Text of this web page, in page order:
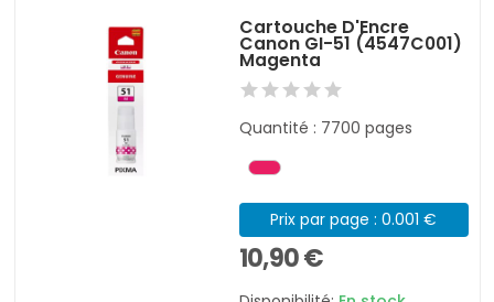
Cartouche D'Encre
Canon GI-51 (4547C001)
Magenta
Quantité : 7700 pages
Prix par page : 0.001 €
10,90 €